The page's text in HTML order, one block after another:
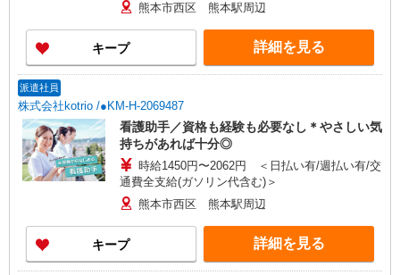
熊本市西区 熊本駅周辺
キープ 詳細を見る
派遣社員
株式会社kotrio /●KM-H-2069487
看護助手／資格も経験も必要なし＊やさしい気
持ちがあれば十分◎
時給1450円〜2062円 ＜日払い有/週払い有/交
通費全支給(ガソリン代含む)＞
熊本市西区 熊本駅周辺
キープ 詳細を見る